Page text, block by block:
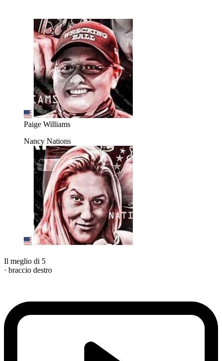
Paige Williams
Nancy Nations
Il meglio di 5
· braccio destro